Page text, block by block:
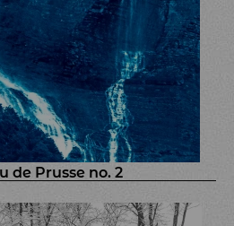
de Prusse no. 2